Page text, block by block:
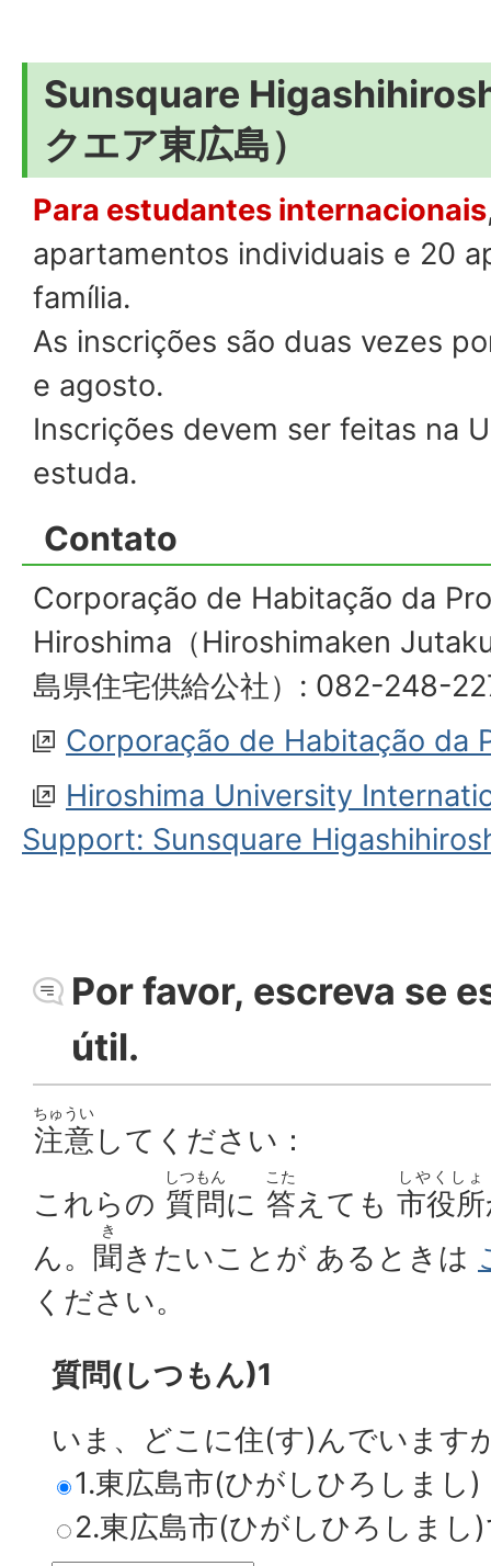
Sunsquare
クエア東広島）
Para estudantes internacionais
apartamentos individuais e 20
família.
As inscrições são duas vezes
e agosto.
Inscrições devem ser feitas na
estuda.
Contato
Corporação de Habitação da
Hiroshima（Hiroshimaken
島県住宅供給公社）: 082-248-
Corporação de Habitação da
Hiroshima University
Support: Sunsquare
Por favor, escreva se
útil.
注意
ちゅうい
してください：
これらの 質問
しつもん
に 答
こた
えても 市役所
しやくしょ
ん。 聞
き
きたいことが あるときは
ください。
質問(しつもん)1
いま、どこに住(す)んでいます
1.東広島市(ひがしひろしまし)
2.東広島市(ひがしひろしまし